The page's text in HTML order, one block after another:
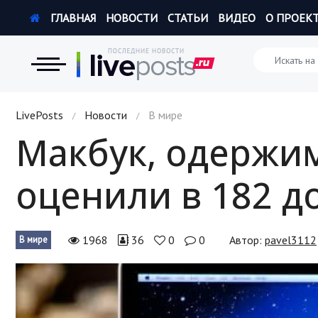
Новости
Экономика
Происшествия
Hi-Tech. Интернет
Россия
Наука и техника
Политика
ГЛАВНАЯ НОВОСТИ СТАТЬИ ВИДЕО О
LivePosts / Новости / В мире
Макбук,
оценили в 182
В мире 1968 36 0 0 Автор: pavel3112